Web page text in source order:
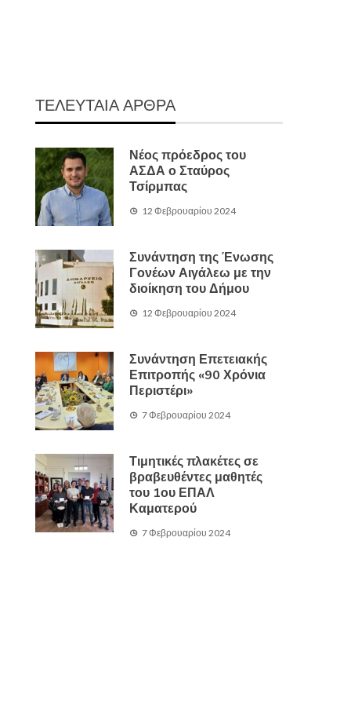
ΤΕΛΕΥΤΑΙΑ ΑΡΘΡΑ
Νέος πρόεδρος του
ΑΣΔΑ ο Σταύρος
Τσίρμπας
12 Φεβρουαρίου 2024
Συνάντηση της Ένωσης
Γονέων Αιγάλεω με την
διοίκηση του Δήμου
12 Φεβρουαρίου 2024
Συνάντηση Επετειακής
Επιτροπής «90 Χρόνια
Περιστέρι»
7 Φεβρουαρίου 2024
Τιμητικές πλακέτες σε
βραβευθέντες μαθητές
του 1ου ΕΠΑΛ
Καματερού
7 Φεβρουαρίου 2024